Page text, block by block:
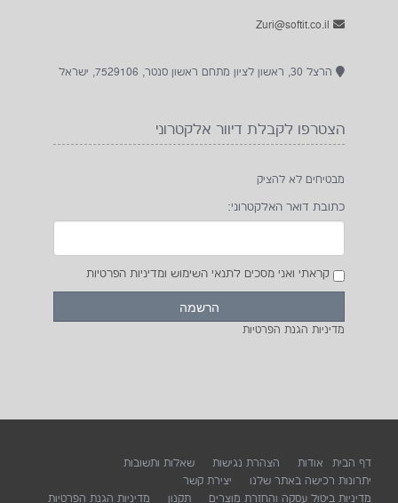
הרצל 30, ראשון לציון מתחם ראשון סנטר, 7529106, ישראל
הצטרפו לקבלת דיוור אלקטרוני
מבטיחים לא להציק
כתובת דואר האלקטרוני:
קראתי ואני מסכים לתנאי השימוש ומדיניות הפרטיות
מדיניות הגנת הפרטיות
דף הבית אודות הצהרת נגישות
שאלות ותשובות
יתרונות רכישה באתר שלנו
יצירת קשר
מדיניות ביטול עסקה והחזרת מוצרים
תקנון מדיניות הגנת הפרטיות